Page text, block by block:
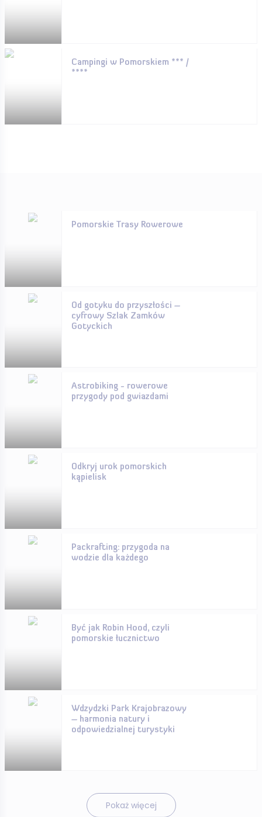
Campingi w Pomorskiem *** /
****
Pomorskie Trasy Rowerowe
Od gotyku do przyszłości –
cyfrowy Szlak Zamków
Gotyckich
Astrobiking - rowerowe
przygody pod gwiazdami
Odkryj urok pomorskich
kąpielisk
Packrafting: przygoda na
wodzie dla każdego
Być jak Robin Hood, czyli
pomorskie łucznictwo
Wdzydzki Park Krajobrazowy
– harmonia natury i
odpowiedzialnej turystyki
Pokaż więcej